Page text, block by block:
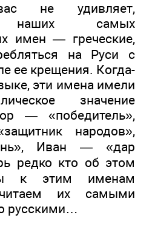
не удивляет,
наших самых
имен — греческие,
на Руси с
ее крещения. Когда-
эти имена имели
значение
— «победитель»,
народов»,
Иван — «дар
редко кто об этом
к этим именам
их самыми
русскими…